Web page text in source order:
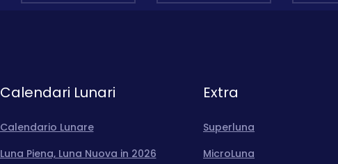
Calendari Lunari
Calendario Lunare
Luna Piena, Luna Nuova in 2026
Extra
Superluna
MicroLuna